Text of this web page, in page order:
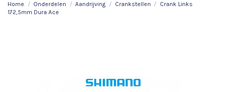
Home Onderdelen Aandrijving Crankstellen
Crank Links
172,5mm Dura Ace